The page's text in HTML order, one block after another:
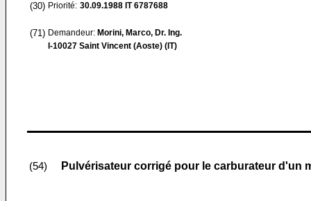
(30) Priorité: 30.09.1988 IT 6787688
(71) Demandeur: Morini, Marco, Dr. Ing.
I-10027 Saint Vincent (Aoste) (IT)
(54) Pulvérisateur corrigé pour le carburateur d'un